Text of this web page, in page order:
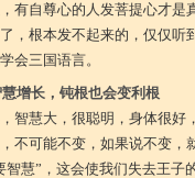
有自尊心的人发菩提心才是
，根本发不起来的，仅仅听
会三国语言。
增长，钝根也会变利根
智慧大，很聪明，身体很好
不可能不变，如果说不变，
慧”，这会使我们失去王子